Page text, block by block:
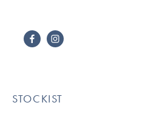
STOCKIST